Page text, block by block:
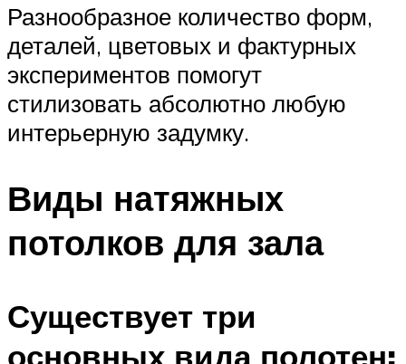
Разнообразное количество форм,
деталей, цветовых и фактурных
экспериментов помогут
стилизовать абсолютно любую
интерьерную задумку.
Виды натяжных
потолков для зала
Существует три
основных вида полотен: